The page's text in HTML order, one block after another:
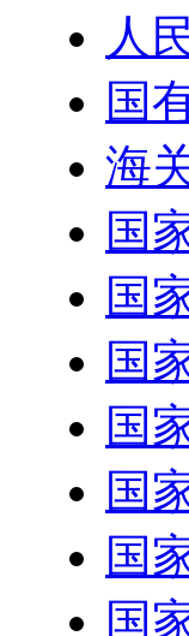
人
国
海
国
国
国
国
国
国
国